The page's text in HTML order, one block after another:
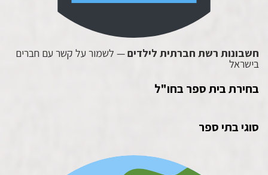
חשבונות רשת חברתית לילדים— לשמור על קשר עם חברים
בישראל
בחירת בית ספר בחו"ל
סוגי בתי ספר